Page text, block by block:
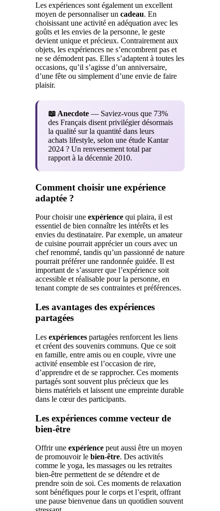
Les expériences sont également un excellent
moyen de personnaliser un cadeau. En
choisissant une activité en adéquation avec les
goûts et les envies de la personne, le geste
devient unique et précieux. Contrairement aux
objets, les expériences ne s’encombrent pas et
ne se démodent pas. Elles s’adaptent à toutes les
occasions, qu’il s’agisse d’un anniversaire,
d’une fête ou simplement d’une envie de faire
plaisir.
📖 Anecdote — Saviez-vous que 73%
des Français disent privilégier désormais
la qualité sur la quantité dans leurs
achats lifestyle, selon une étude Kantar
2024 ? Un renversement total par
rapport à la décennie 2010.
Comment choisir une expérience
adaptée ?
Pour choisir une expérience qui plaira, il est
essentiel de bien connaître les intérêts et les
envies du destinataire. Par exemple, un amateur
de cuisine pourrait apprécier un cours avec un
chef renommé, tandis qu’un passionné de nature
pourrait préférer une randonnée guidée. Il est
important de s’assurer que l’expérience soit
accessible et réalisable pour la personne, en
tenant compte de ses contraintes et préférences.
Les avantages des expériences
partagées
Les expériences partagées renforcent les liens
et créent des souvenirs communs. Que ce soit
en famille, entre amis ou en couple, vivre une
activité ensemble est l’occasion de rire,
d’apprendre et de se rapprocher. Ces moments
partagés sont souvent plus précieux que les
biens matériels et laissent une empreinte durable
dans le cœur des participants.
Les expériences comme vecteur de
bien-être
Offrir une expérience peut aussi être un moyen
de promouvoir le bien-être. Des activités
comme le yoga, les massages ou les retraites
bien-être permettent de se détendre et de
prendre soin de soi. Ces moments de relaxation
sont bénéfiques pour le corps et l’esprit, offrant
une pause bienvenue dans un quotidien souvent